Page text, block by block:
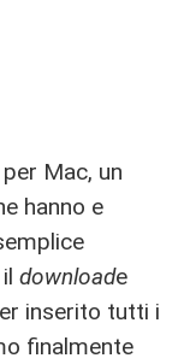
per Mac, un
hanno e
downloade
inserito tutti i
finalmente